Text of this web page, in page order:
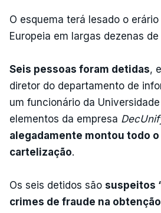
O esquema terá lesado o
Europeia em largas dezenas
Seis pessoas foram detidas,
diretor do departamento de
um funcionário da
elementos da empresa
alegadamente montou todo
cartelização.
Os seis detidos são suspeitos
crimes de fraude na